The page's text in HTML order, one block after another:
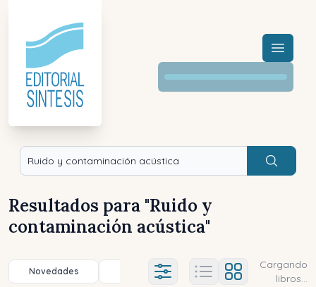
Menú
Buscar
Resultados para "Ruido y
contaminación acústica"
Novedades Título (a-z) Título (z-a)
Ajustes abierto
Cargando
libros...